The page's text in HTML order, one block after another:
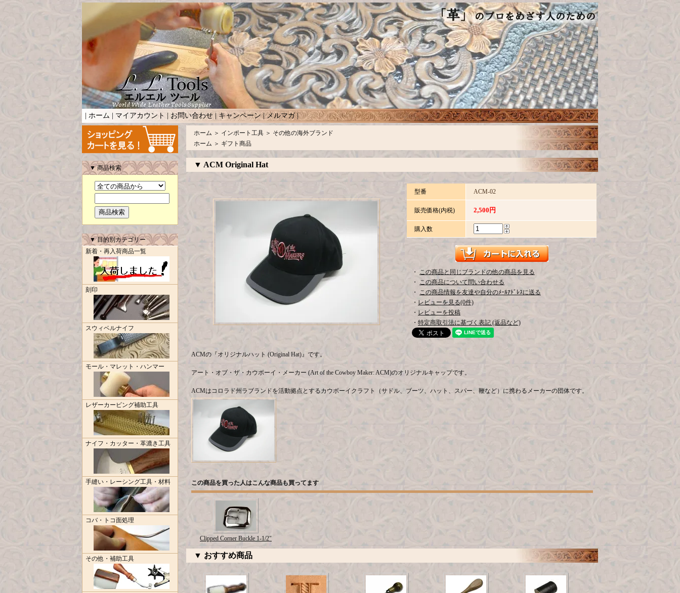
ホーム マイアカウント | お問い合わせ | キャンペーン|メルマガ|
▼ 商品検索
▼ 目的別カテゴリー
新着・再入荷商品一覧
刻印
スウィベルナイフ
モール・マレット・ハンマー
レザーカービング補助工具
ナイフ・カッター・革漉き工具
手縫い・レーシング工具・材料
コバ・トコ面処理
その他・補助工具
ホーム ＞ インポート工具 ＞ その他の海外ブランド
ホーム ＞ ギフト商品
▼ ACM Original Hat
型番 ACM-02
販売価格(内税) 2,500円
購入数
・ この商品と同じブランドの他の商品を見る
・ この商品について問い合わせる
・ この商品情報を友達や自分のﾒｰﾙｱﾄﾞﾚｽに送る
・ レビューを見る(0件)
・ レビューを投稿
・ 特定商取引法に基づく表記 (返品など)
ACMの『オリジナルハット (Original Hat)』です。
アート・オブ・ザ・カウボーイ・メーカー (Art of the Cowboy Maker: ACM)のオリジナルキャップです。
ACMはコロラド州ラブランドを活動拠点とするカウボーイクラフト（サドル、ブーツ、ハット、スパー、鞭など）に携わるメーカーの団体です。
この商品を買った人はこんな商品も買ってます
Clipped Corner Buckle 1-1/2"
▼ おすすめ商品